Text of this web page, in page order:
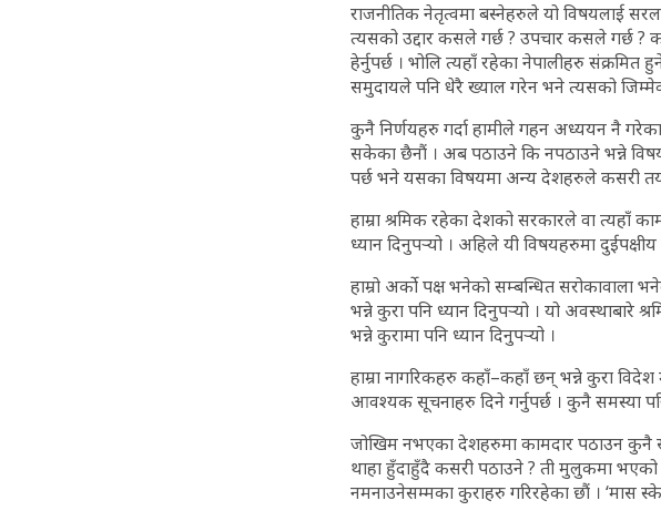
राजनीतिक नेतृत्वमा बस्नेहरुले यो विषयलाई
त्यसको उद्दार कसले गर्छ ? उपचार कसले गर्छ ?
हेर्नुपर्छ । भोलि त्यहाँ रहेका नेपालीहरु संक्रमित
समुदायले पनि धेरै ख्याल गरेन भने त्यसको
कुनै निर्णयहरु गर्दा हामीले गहन अध्ययन नै
सकेका छैनौं । अब पठाउने कि नपठाउने भन्ने
पर्छ भने यसका विषयमा अन्य देशहरुले कसरी
हाम्रा श्रमिक रहेका देशको सरकारले वा त्यहाँ
ध्यान दिनुपर्‍यो । अहिले यी विषयहरुमा
हाम्रो अर्को पक्ष भनेको सम्बन्धित सरोकावाला
भन्ने कुरा पनि ध्यान दिनुपर्‍यो । यो
भन्ने कुरामा पनि ध्यान दिनुपर्‍यो ।
हाम्रा नागरिकहरु कहाँ–कहाँ छन् भन्ने कुरा विदेश
आवश्यक सूचनाहरु दिने गर्नुपर्छ । कुनै समस्या
जोखिम नभएका देशहरुमा कामदार पठाउन कुनै
थाहा हुँदाहुँदै कसरी पठाउने ? ती मुलुकमा
नमनाउनेसम्मका कुराहरु गरिरहेका छौं । ‘मास